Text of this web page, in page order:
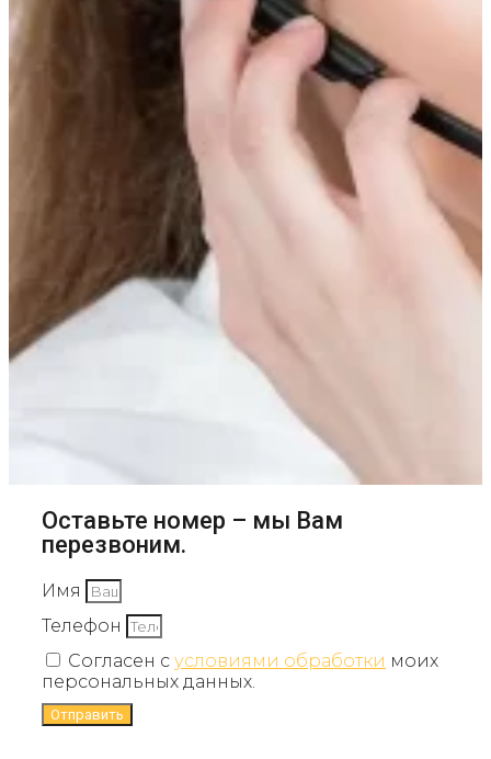
Оставьте номер – мы Вам
перезвоним.
Имя
Телефон
Согласен с условиями обработки моих
персональных данных.
Отправить